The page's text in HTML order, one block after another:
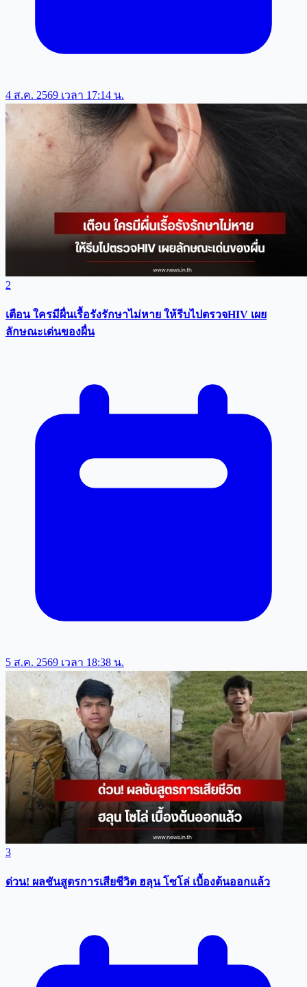
4 ส.ค. 2569 เวลา 17:14 น.
2
เตือน ใครมีผื่นเรื้อรังรักษาไม่หาย ให้รีบไปตรวจHIV เผย
ลักษณะเด่นของผื่น
5 ส.ค. 2569 เวลา 18:38 น.
3
ด่วน! ผลชันสูตรการเสียชีวิต ฮลุน โซโล่ เบื้องต้นออกแล้ว